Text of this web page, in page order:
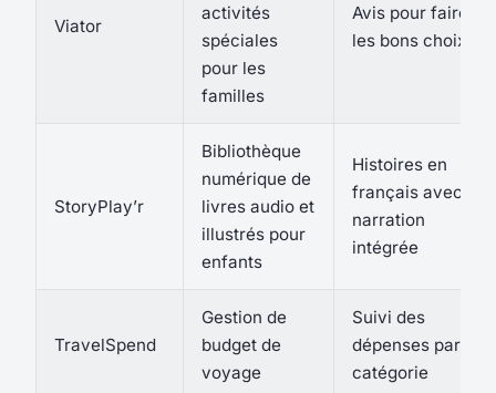
Viator
activités
spéciales
pour les
familles
Avis pour faire
les bons choix
StoryPlay’r
Bibliothèque
numérique de
livres audio et
illustrés pour
enfants
Histoires en
français avec
narration
intégrée
TravelSpend
Gestion de
budget de
voyage
Suivi des
dépenses par
catégorie